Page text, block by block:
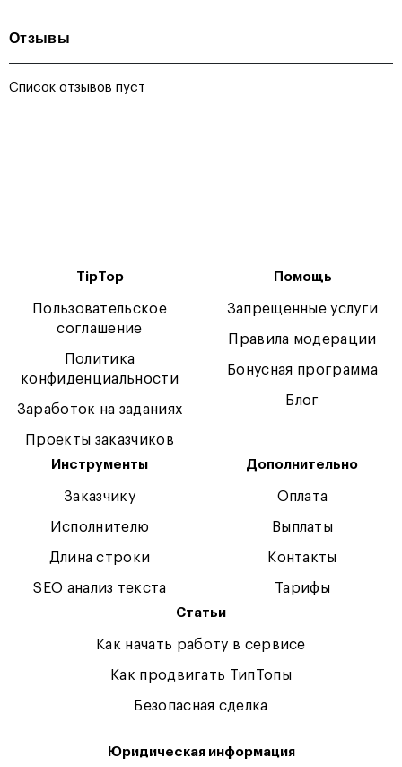
Отзывы
Список отзывов пуст
TipTop
Пользовательское
соглашение
Политика
конфиденциальности
Заработок на заданиях
Проекты заказчиков
Помощь
Запрещенные услуги
Правила модерации
Бонусная программа
Блог
Инструменты
Заказчику
Исполнителю
Длина строки
SEO анализ текста
Дополнительно
Оплата
Выплаты
Контакты
Тарифы
Статьи
Как начать работу в сервисе
Как продвигать ТипТопы
Безопасная сделка
Юридическая информация